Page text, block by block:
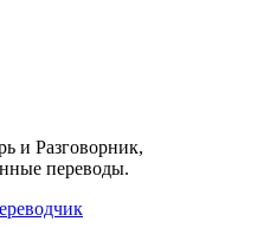
и Разговорник,
переводы.